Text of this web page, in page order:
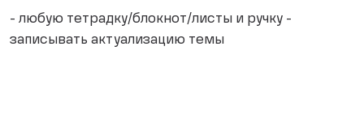
- любую тетрадку/блокнот/листы и ручку -
записывать актуализацию темы